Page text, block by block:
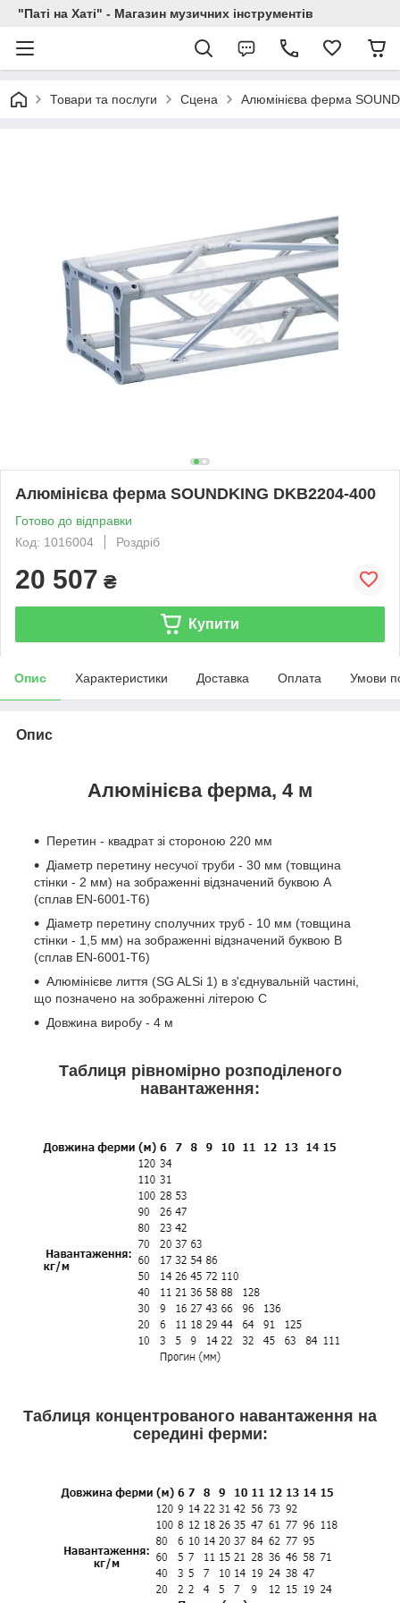
"Паті на Хаті" - Магазин музичних інструментів
Товари та послуги Сцена Алюмінієва ферма
Алюмінієва ферма SOUNDKING DKB2204-400
Готово до відправки
Код: 1016004
Роздріб
20 507 ₴
Купити
Опис Характеристики Доставка Оплата Умови
Опис
Алюмінієва ферма, 4 м
Перетин - квадрат зі стороною 220 мм
Діаметр перетину несучої труби - 30 мм (товщина
стінки - 2 мм) на зображенні відзначений буквою А
(сплав EN-6001-T6)
Діаметр перетину сполучних труб - 10 мм (товщина
стінки - 1,5 мм) на зображенні відзначений буквою В
(сплав EN-6001-T6)
Алюмінієве лиття (SG ALSi 1) в з'єднувальній частині,
що позначено на зображенні літерою С
Довжина виробу - 4 м
Таблиця рівномірно розподіленого
навантаження:
Таблиця концентрованого навантаження на
середині ферми: